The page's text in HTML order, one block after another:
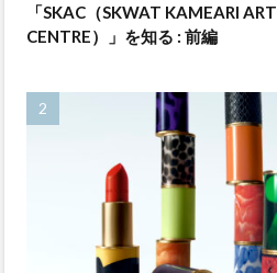
「SKAC（SKWAT KAMEARI ART
CENTRE）」を知る : 前編